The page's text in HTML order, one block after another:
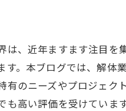
は、近年ますます注目を
す。本ブログでは、解体
有のニーズやプロジェク
も高い評価を受けていま